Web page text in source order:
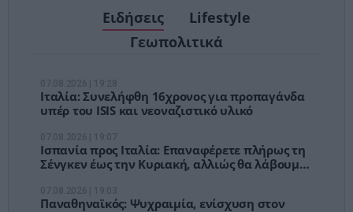
Ειδήσεις
Lifestyle
Γεωπολιτικά
Ιταλία: Συνελήφθη 16χρονος για προπαγάνδα
υπέρ του ISIS και νεοναζιστικό υλικό
Ισπανία προς Ιταλία: Επαναφέρετε πλήρως τη
Σένγκεν έως την Κυριακή, αλλιώς θα λάβουμε
Παναθηναϊκός: Ψυχραιμία, ενίσχυση στον